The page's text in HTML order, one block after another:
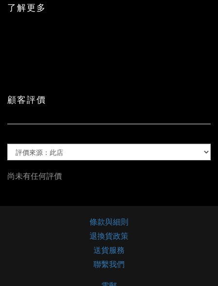
了解更多
顧客評價
尚未有任何評價
條款與細則
退換貨政策
送貨服務
聯繫我們